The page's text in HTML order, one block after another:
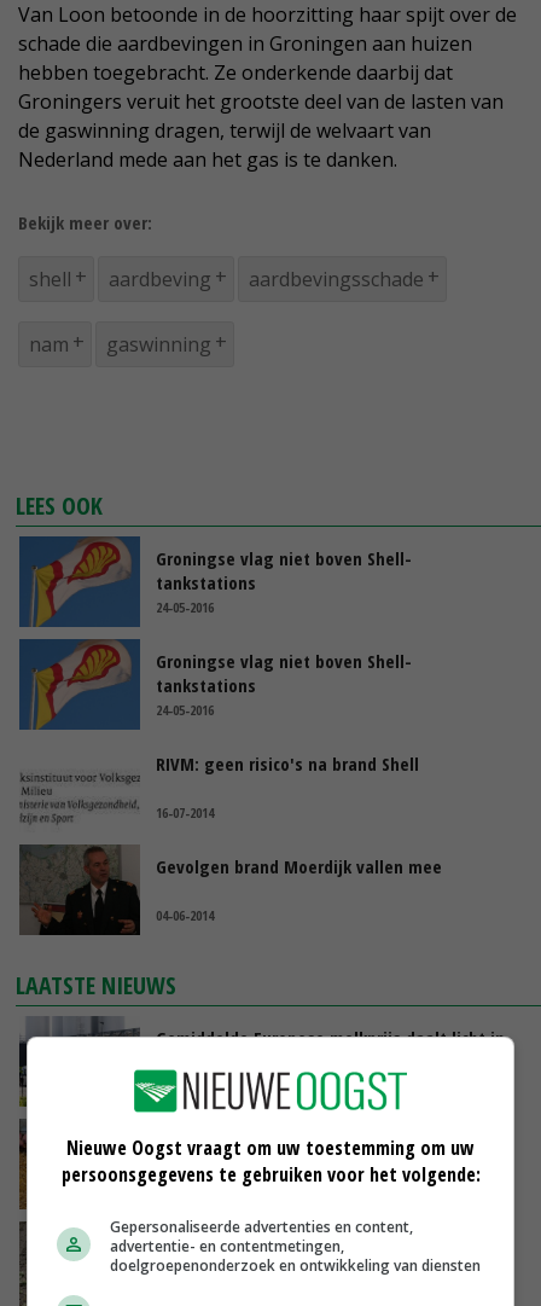
Van Loon betoonde in de hoorzitting haar spijt over de
schade die aardbevingen in Groningen aan huizen
hebben toegebracht. Ze onderkende daarbij dat
Groningers veruit het grootste deel van de lasten van
de gaswinning dragen, terwijl de welvaart van
Nederland mede aan het gas is te danken.
Bekijk meer over:
shell aardbeving aardbevingsschade
nam gaswinning
LEES OOK
Groningse vlag niet boven Shell-
tankstations
24-05-2016
Groningse vlag niet boven Shell-
tankstations
24-05-2016
RIVM: geen risico's na brand Shell
16-07-2014
Gevolgen brand Moerdijk vallen mee
04-06-2014
LAATSTE NIEUWS
Gemiddelde Europese melkprijs daalt licht in
VANDAAG, 17:04
Frans onderzoekcentrum bestrijkt hele
varkensvleesketen
VANDAAG, 15:29
Emmeloord noteert eerste zaaiuien op
maximaal 20 euro
Nieuwe Oogst vraagt om uw toestemming om uw
persoonsgegevens te gebruiken voor het volgende:
Gepersonaliseerde advertenties en content,
advertentie- en contentmetingen,
doelgroepenonderzoek en ontwikkeling van diensten